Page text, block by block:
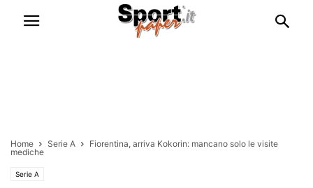
Home Serie A
Fiorentina, arriva Kokorin: mancano solo le visite
mediche
Serie A